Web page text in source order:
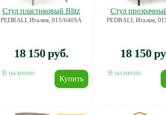
Стул пластиковый Blitz
PEDRALI, Италия, 015/640SA
18 150 руб.
В наличии
Стул
PEDRALI, Италия,
18 150
В наличии